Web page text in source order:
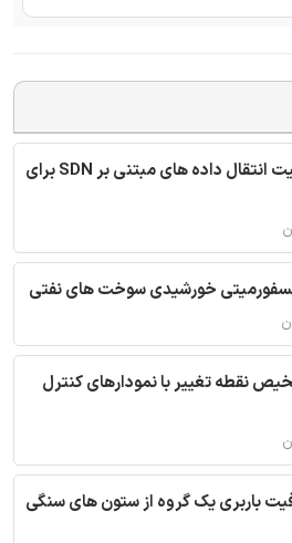
ترجمه مقاله امنیت انتقال داده های مبتنی بر SDN برای
خورشیدی سوخت های نفتی
نقطه تغییر با نمودارهای کنترل
باربری یک گروه از ستون های سنگی